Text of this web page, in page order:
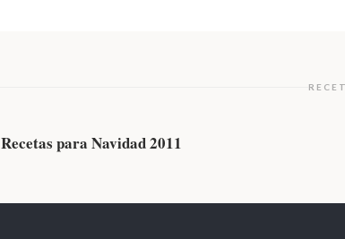
Recetas para Navidad 2011